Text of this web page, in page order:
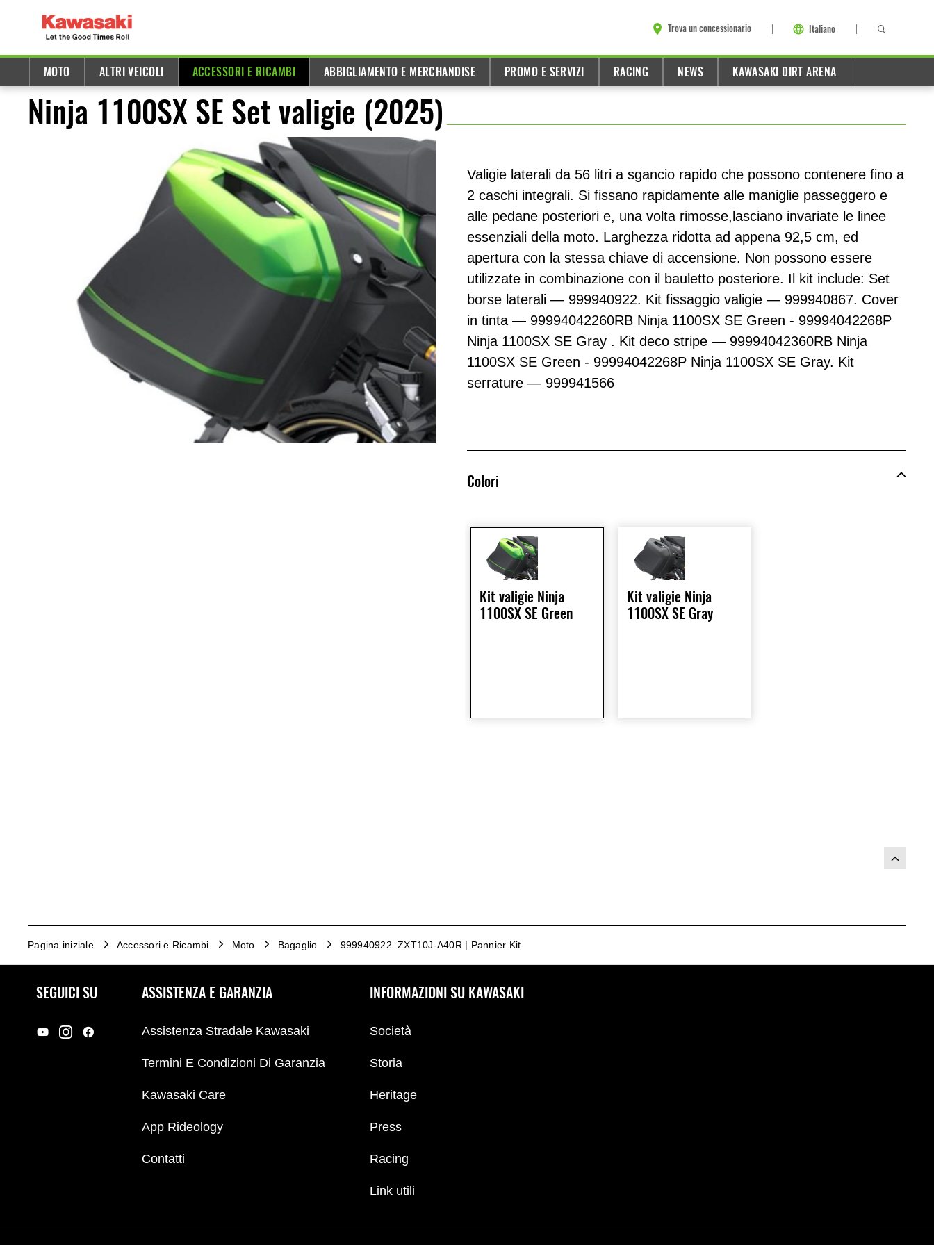
Trova un concessionario Italiano
MOTO ALTRI VEICOLI ACCESSORI E RICAMBI ABBIGLIAMENTO E MERCHANDISE PROMO E SERVIZI RACING NEWS KAWASAKI DIRT ARENA
Ninja 1100SX SE Set valigie (2025)
Valigie laterali da 56 litri a sgancio rapido che possono contenere fino a
2 caschi integrali. Si fissano rapidamente alle maniglie passeggero e
alle pedane posteriori e, una volta rimosse,lasciano invariate le linee
essenziali della moto. Larghezza ridotta ad appena 92,5 cm, ed
apertura con la stessa chiave di accensione. Non possono essere
utilizzate in combinazione con il bauletto posteriore. Il kit include: Set
borse laterali — 999940922. Kit fissaggio valigie — 999940867. Cover
in tinta — 99994042260RB Ninja 1100SX SE Green - 99994042268P
Ninja 1100SX SE Gray . Kit deco stripe — 99994042360RB Ninja
1100SX SE Green - 99994042268P Ninja 1100SX SE Gray. Kit
serrature — 999941566
Colori
Kit valigie Ninja
1100SX SE Green
Kit valigie Ninja
1100SX SE Gray
Pagina iniziale Accessori e Ricambi Moto Bagaglio 999940922_ZXT10J-A40R | Pannier Kit
SEGUICI SU ASSISTENZA E GARANZIA
Assistenza Stradale Kawasaki
Termini E Condizioni Di Garanzia
Kawasaki Care
App Rideology
Contatti
INFORMAZIONI SU KAWASAKI
Società
Storia
Heritage
Press
Racing
Link utili